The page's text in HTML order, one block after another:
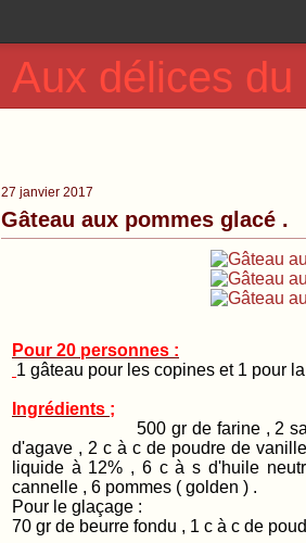
Aux délices du
27 janvier 2017
Gâteau aux pommes glacé .
Pour 20 personnes :
1 gâteau pour les copines et 1 pour
Ingrédients ;
500 gr de farine , 2 sachets
d'agave , 2 c à c de poudre de
liquide à 12% , 6 c à s d'huile
cannelle , 6 pommes ( golden ) .
Pour le glaçage :
70 gr de beurre fondu , 1 c à c de